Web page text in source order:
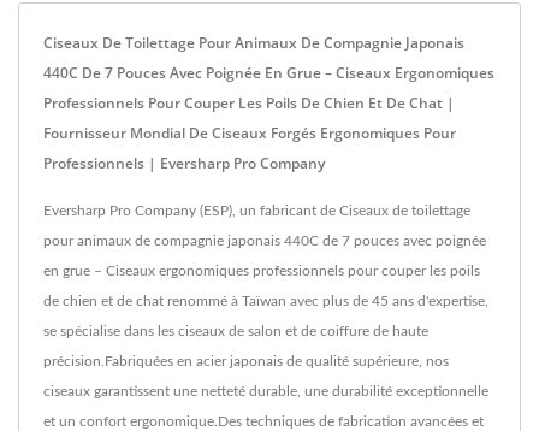
Ciseaux De Toilettage Pour Animaux De Compagnie Japonais
440C De 7 Pouces Avec Poignée En Grue – Ciseaux Ergonomiques
Professionnels Pour Couper Les Poils De Chien Et De Chat |
Fournisseur Mondial De Ciseaux Forgés Ergonomiques Pour
Professionnels | Eversharp Pro Company
Eversharp Pro Company (ESP), un fabricant de Ciseaux de toilettage
pour animaux de compagnie japonais 440C de 7 pouces avec poignée
en grue – Ciseaux ergonomiques professionnels pour couper les poils
de chien et de chat renommé à Taïwan avec plus de 45 ans d'expertise,
se spécialise dans les ciseaux de salon et de coiffure de haute
précision.Fabriquées en acier japonais de qualité supérieure, nos
ciseaux garantissent une netteté durable, une durabilité exceptionnelle
et un confort ergonomique.Des techniques de fabrication avancées et